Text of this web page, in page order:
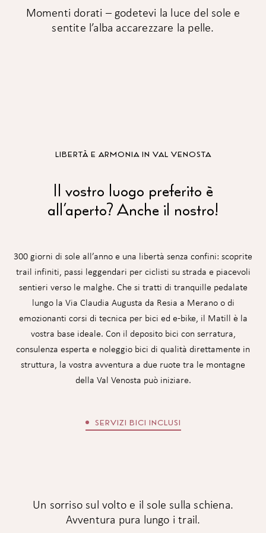
Momenti dorati – godetevi la luce del sole e
sentite l’alba accarezzare la pelle.
LIBERTÀ E ARMONIA IN VAL VENOSTA
Il vostro luogo preferito è
all’aperto? Anche il nostro!
300 giorni di sole all’anno e una libertà senza confini: scoprite
trail infiniti, passi leggendari per ciclisti su strada e piacevoli
sentieri verso le malghe. Che si tratti di tranquille pedalate
lungo la Via Claudia Augusta da Resia a Merano o di
emozionanti corsi di tecnica per bici ed e-bike, il Matill è la
vostra base ideale. Con il deposito bici con serratura,
consulenza esperta e noleggio bici di qualità direttamente in
struttura, la vostra avventura a due ruote tra le montagne
della Val Venosta può iniziare.
SERVIZI BICI INCLUSI
Un sorriso sul volto e il sole sulla schiena.
Avventura pura lungo i trail.